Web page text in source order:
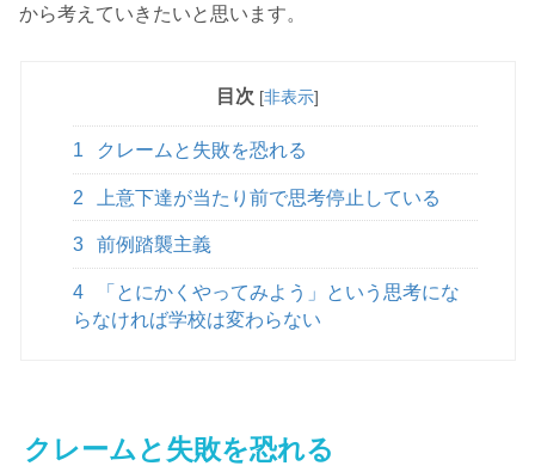
から考えていきたいと思います。
目次 [非表示]
1 クレームと失敗を恐れる
2 上意下達が当たり前で思考停止している
3 前例踏襲主義
4
「とにかくやってみよう」という思考にな
らなければ学校は変わらない
クレームと失敗を恐れる